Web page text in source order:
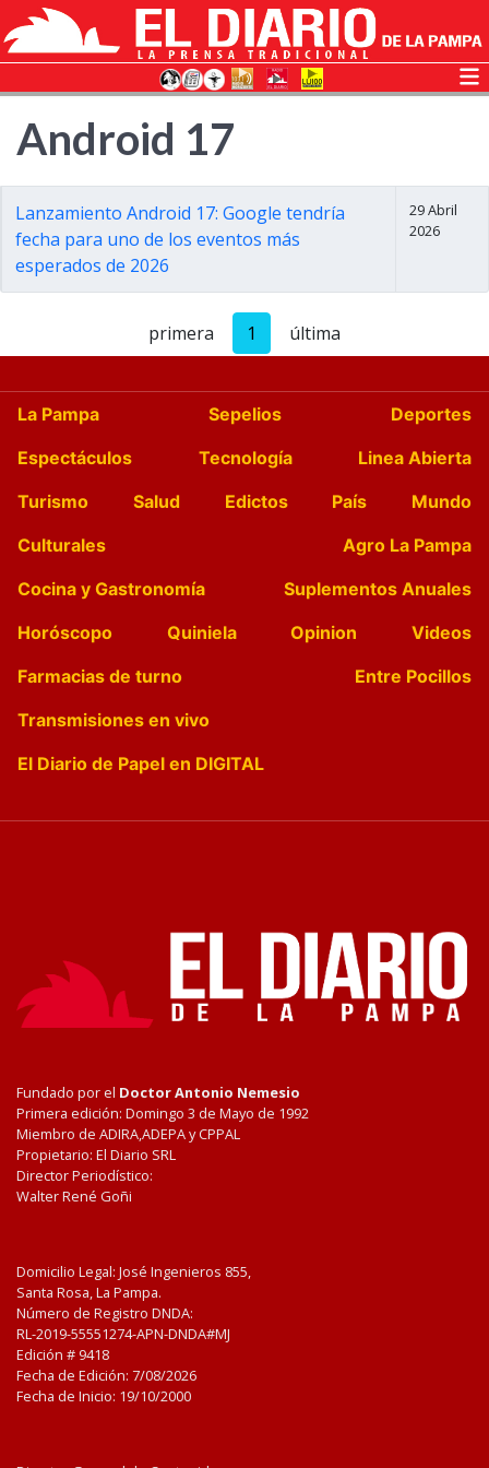
Android 17
Lanzamiento Android 17: Google tendría
fecha para uno de los eventos más
esperados de 2026
29 Abril
2026
primera 1 última
La Pampa Sepelios
Deportes
Espectáculos
Tecnología
Linea Abierta
Turismo
Salud Edictos País
Mundo
Culturales
Agro La Pampa
Cocina y Gastronomía
Suplementos Anuales
Horóscopo
Quiniela Opinion
Videos
Farmacias de turno
Entre Pocillos
Transmisiones en vivo
El Diario de Papel en DIGITAL
Fundado por el Doctor Antonio Nemesio
Primera edición: Domingo 3 de Mayo de 1992
Miembro de ADIRA,ADEPA y CPPAL
Propietario: El Diario SRL
Director Periodístico:
Walter René Goñi
Domicilio Legal: José Ingenieros 855,
Santa Rosa, La Pampa.
Número de Registro DNDA:
RL-2019-55551274-APN-DNDA#MJ
Edición # 9418
Fecha de Edición: 7/08/2026
Fecha de Inicio: 19/10/2000